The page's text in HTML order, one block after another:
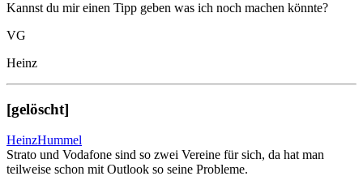
Kannst du mir einen Tipp geben was ich noch machen könnte?
VG
Heinz
[gelöscht]
HeinzHummel
Strato und Vodafone sind so zwei Vereine für sich, da hat man
teilweise schon mit Outlook so seine Probleme.